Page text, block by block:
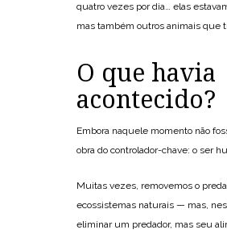
quatro vezes por dia… elas
mas também outros animais que
O que havia
acontecido?
Embora naquele momento não
obra do controlador-chave: o ser
Muitas vezes, removemos o
ecossistemas naturais — mas,
eliminar um predador, mas seu